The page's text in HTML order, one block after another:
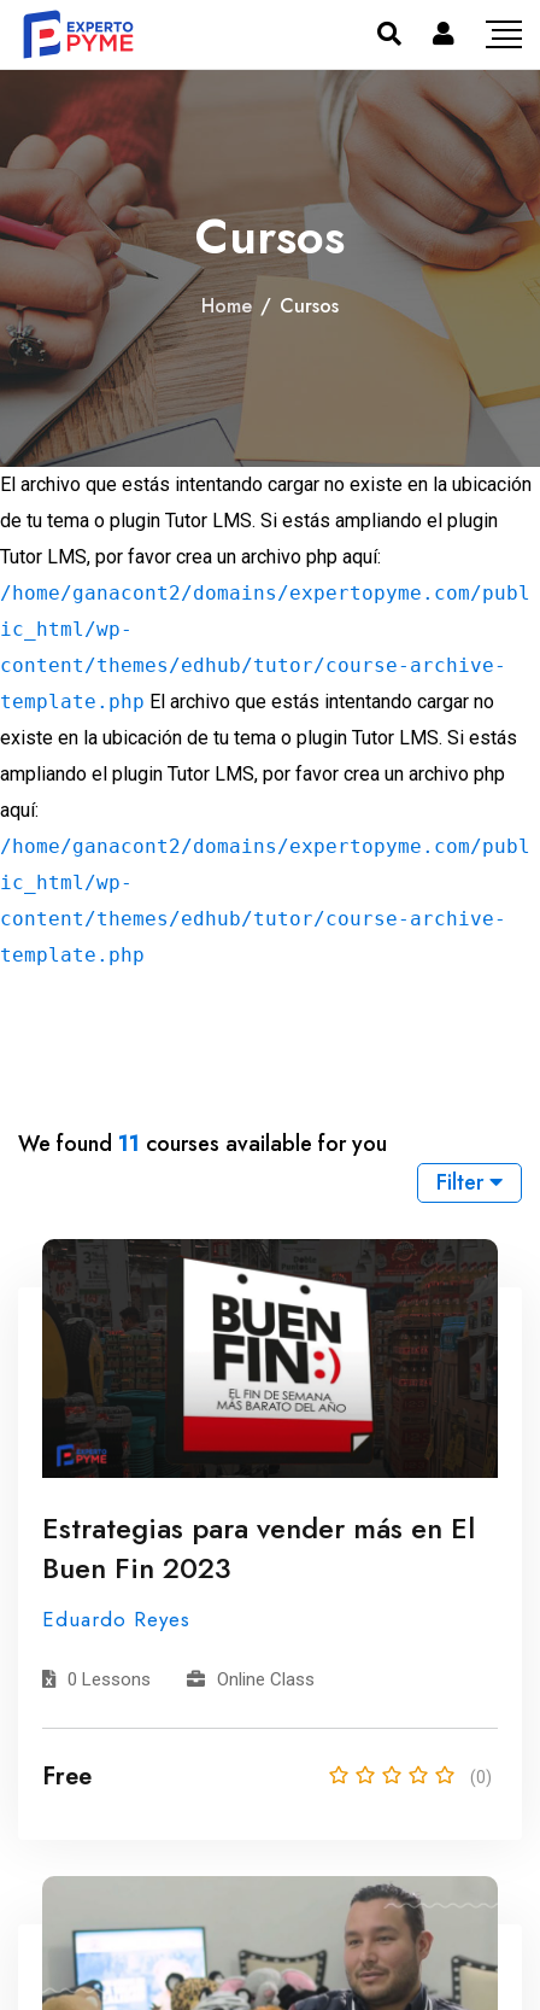
Cursos
Home / Cursos
El archivo que estás intentando cargar no existe en la ubicación
de tu tema o plugin Tutor LMS. Si estás ampliando el plugin
Tutor LMS, por favor crea un archivo php aquí:
/home/ganacont2/domains/expertopyme.com/publ
ic_html/wp-
content/themes/edhub/tutor/course-archive-
template.php El archivo que estás intentando cargar no
existe en la ubicación de tu tema o plugin Tutor LMS. Si estás
ampliando el plugin Tutor LMS, por favor crea un archivo php
aquí:
/home/ganacont2/domains/expertopyme.com/publ
ic_html/wp-
content/themes/edhub/tutor/course-archive-
template.php
We found 11 courses available for you
Filter
Estrategias para vender más en El
Buen Fin 2023
Eduardo Reyes
0 Lessons Online Class
Free (0)